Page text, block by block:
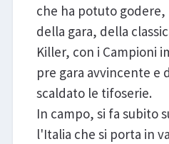
che ha potuto
della gara, della
Killer, con i Campioni
pre gara avvincente e
scaldato le tifoserie.
In campo, si fa subito
l'Italia che si porta in